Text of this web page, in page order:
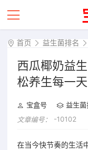
首页 益生菌排名
西瓜椰奶益
松养生每一天
宝盒号 益生菌
文章编号：
-10102
在当今快节奏的生活